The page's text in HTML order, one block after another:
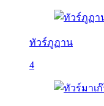
ทัวร์ภูฏาน
4